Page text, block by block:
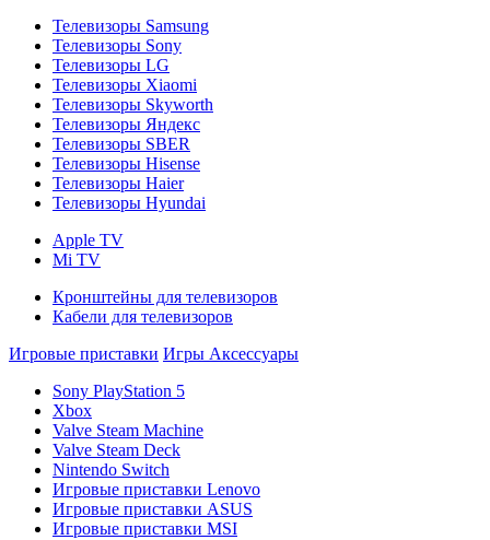
Телевизоры Samsung
Телевизоры Sony
Телевизоры LG
Телевизоры Xiaomi
Телевизоры Skyworth
Телевизоры Яндекс
Телевизоры SBER
Телевизоры Hisense
Телевизоры Haier
Телевизоры Hyundai
Apple TV
Mi TV
Кронштейны для телевизоров
Кабели для телевизоров
Игровые приставки Игры Аксессуары
Sony PlayStation 5
Xbox
Valve Steam Machine
Valve Steam Deck
Nintendo Switch
Игровые приставки Lenovo
Игровые приставки ASUS
Игровые приставки MSI